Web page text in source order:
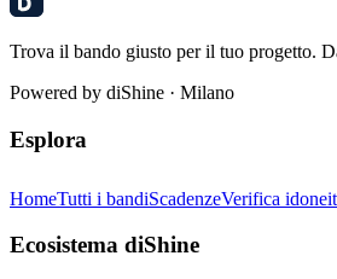
Trova il bando giusto per il tuo progetto.
Powered by diShine · Milano
Esplora
HomeTutti i bandiScadenzeVerifica
Ecosistema diShine